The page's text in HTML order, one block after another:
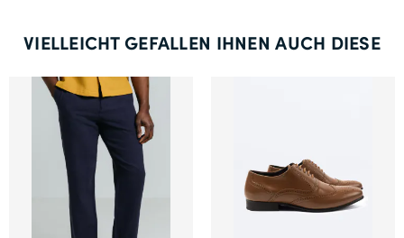
VIELLEICHT GEFALLEN IHNEN AUCH DIESE